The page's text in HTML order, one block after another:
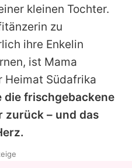
kleinen Tochter.
zu
ihre Enkelin
ist Mama
Heimat Südafrika
die frischgebackene
zurück – und das